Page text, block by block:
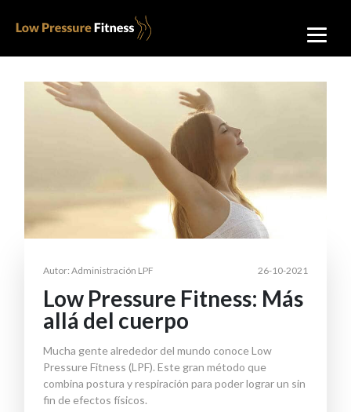
Autor: Administración LPF 26-10-2021
Low Pressure Fitness: Más
allá del cuerpo
Mucha gente alrededor del mundo conoceLow
PressureFitness (LPF). Este gran método que
combina postura y respiración para poder lograr un sin
fin de efectos físicos.